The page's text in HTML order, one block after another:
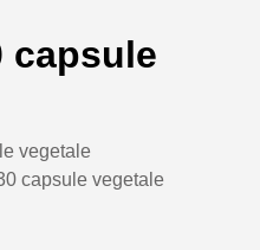
capsule
vegetale
capsule vegetale